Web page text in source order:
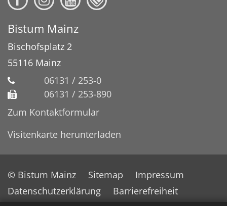
Bistum Mainz
Bischofsplatz 2
55116 Mainz
06131 / 253-0
06131 / 253-890
Zum Kontaktformular
Visitenkarte herunterladen
© Bistum Mainz Sitemap
Impressum
Datenschutzerklärung
Barrierefreiheit